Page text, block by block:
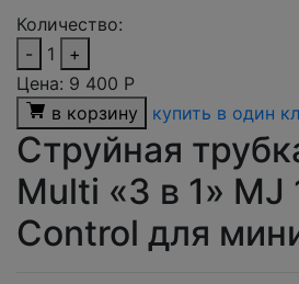
Количество:
-
1
+
Цена: 9 400 Р
в корзину
купить в один
Струйная
Multi «3 в 1» MJ
Control для